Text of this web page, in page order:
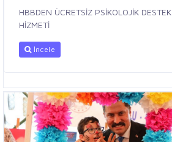
HBBDEN ÜCRETSİZ PSİKOLOJİK DESTEK
HİZMETİ
İncele